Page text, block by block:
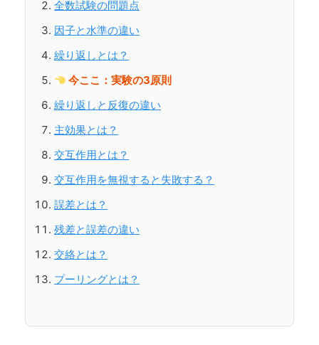
全数試験の問題点
因子と水準の違い
繰り返しとは？
今ここ：実験の3原則
繰り返しと反復の違い
主効果とは？
交互作用とは？
交互作用を無視すると失敗する？
誤差とは？
残差と誤差の違い
交絡とは？
プーリングとは？